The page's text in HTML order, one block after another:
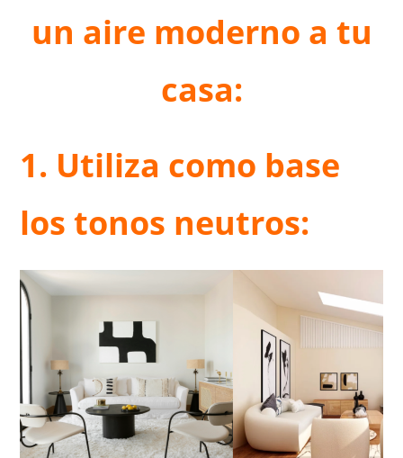
un aire moderno a tu
casa:
1. Utiliza como base
los tonos neutros: